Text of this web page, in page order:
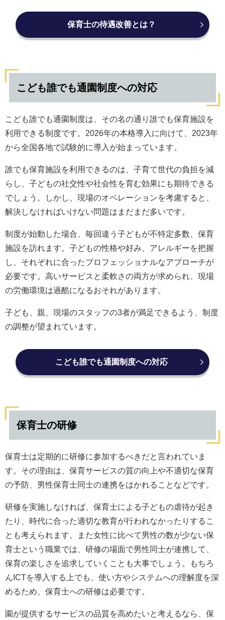
保育士の待遇改善とは？
こども誰でも通園制度への対応
こども誰でも通園制度は、その名の通り誰でも保育施設を
利用できる制度です。2026年の本格導入に向けて、2023年
から全国各地で試験的に導入が始まっています。
誰でも保育施設を利用できるのは、子育て世代の負担を減
らし、子どもの社交性や社会性を育む効果にも期待できる
でしょう。しかし、現場のオペレーションを考慮すると、
解決しなければいけない問題はまだまだ多いです。
制度が始動した場合、毎回違う子どもが不特定多数、保育
施設を訪れます。子どもの性格や好み、アレルギーを把握
し、それぞれに合ったプロフェッショナルなアプローチが
必要です。高いサービスと柔軟さの両方が求められ、現場
の労働環境は過酷になるおそれがあります。
子ども、親、現場のスタッフの3者が満足できるよう、制度
の調整が望まれています。
こども誰でも通園制度への対応
保育士の研修
保育士は定期的に研修に参加するべきだと言われていま
す。その理由は、保育サービスの質の向上や不適切な保育
の予防、男性保育士同士の連携をはかれることなどです。
研修を実施しなければ、保育士による子どもの虐待が起き
たり、時代に合った適切な教育が行われなかったりするこ
とも考えられます。また女性に比べて男性の数が少ない保
育士という職業では、研修の場面で男性同士が連携して、
保育の楽しさを追求していくことも大事でしょう。もちろ
んICTを導入する上でも、使い方やシステムへの理解度を深
めるため、保育士への研修は必要です。
園が提供するサービスの品質を高めたいと考えるなら、保